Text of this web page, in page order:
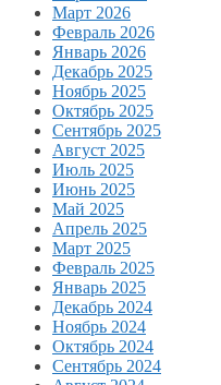
Март 2026
Февраль 2026
Январь 2026
Декабрь 2025
Ноябрь 2025
Октябрь 2025
Сентябрь 2025
Август 2025
Июль 2025
Июнь 2025
Май 2025
Апрель 2025
Март 2025
Февраль 2025
Январь 2025
Декабрь 2024
Ноябрь 2024
Октябрь 2024
Сентябрь 2024